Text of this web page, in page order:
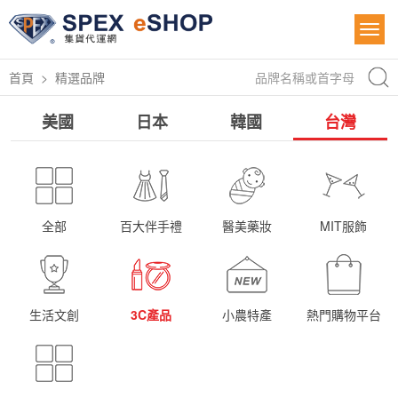
首頁 精選品牌
美國 日本 韓國 台灣
全部 百大伴手禮 醫美藥妝 MIT服飾
生活文創 3C產品 小農特產 熱門購物平台